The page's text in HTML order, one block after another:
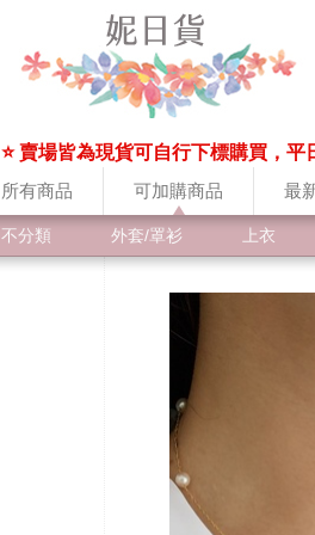
所有商品 可加購商品 最
⭐ 賣場皆為現貨可自行下標購買，平
不分類 外套/罩衫 上衣